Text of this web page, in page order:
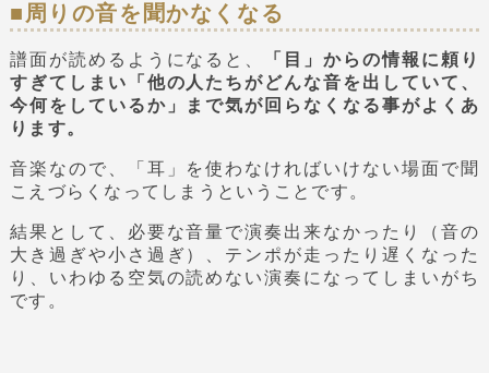
■周りの音を聞かなくなる
譜面が読めるようになると、
「目」からの情報に頼り
すぎてしまい「他の人たちがどんな音を出していて、
今何をしているか」まで気が回らなくなる事がよくあ
ります。
音楽なので、「耳」を使わなければいけない場面で聞
こえづらくなってしまうということです。
結果として、必要な音量で演奏出来なかったり（音の
大き過ぎや小さ過ぎ）、テンポが走ったり遅くなった
り、いわゆる空気の読めない演奏になってしまいがち
です。